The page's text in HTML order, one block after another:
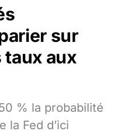
sur
taux aux
% la probabilité
la Fed d’ici